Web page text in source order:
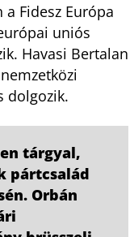
Fidesz Európa
uniós
Havasi Bertalan
dolgozik.
tárgyal,
pártcsalád
Orbán